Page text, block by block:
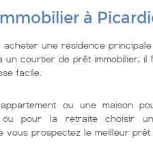
à
acheter une résidence
un courtier de prêt immobilier,
facile.
ou une maison
ou pour la retraite choisir
vous prospectez le meilleur prêt